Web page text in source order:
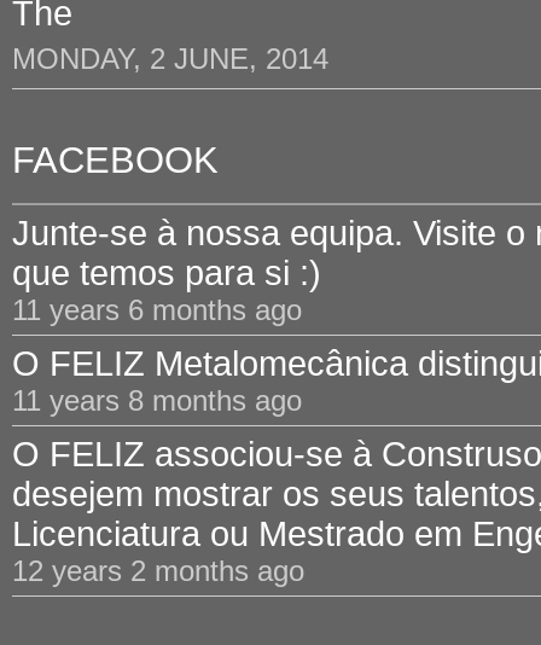
The
MONDAY, 2 JUNE, 2014
FACEBOOK
Junte-se à nossa equipa. Visite
que temos para si :)
11 years 6 months ago
O FELIZ Metalomecânica
11 years 8 months ago
O FELIZ associou-se à
desejem mostrar os seus
Licenciatura ou Mestrado em
12 years 2 months ago